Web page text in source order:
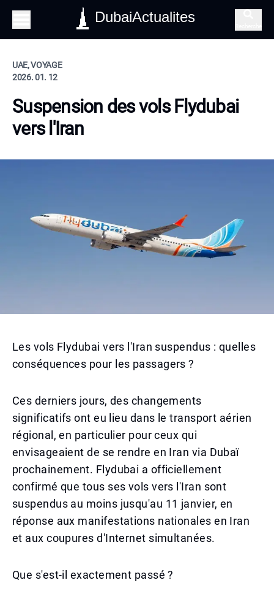
DubaiActualites
UAE, VOYAGE
2026. 01. 12
Suspension des vols Flydubai
vers l'Iran
Les vols Flydubai vers l'Iran suspendus : quelles
conséquences pour les passagers ?
Ces derniers jours, des changements
significatifs ont eu lieu dans le transport aérien
régional, en particulier pour ceux qui
envisageaient de se rendre en Iran via Dubaï
prochainement. Flydubai a officiellement
confirmé que tous ses vols vers l'Iran sont
suspendus au moins jusqu'au 11 janvier, en
réponse aux manifestations nationales en Iran
et aux coupures d'Internet simultanées.
Que s'est-il exactement passé ?